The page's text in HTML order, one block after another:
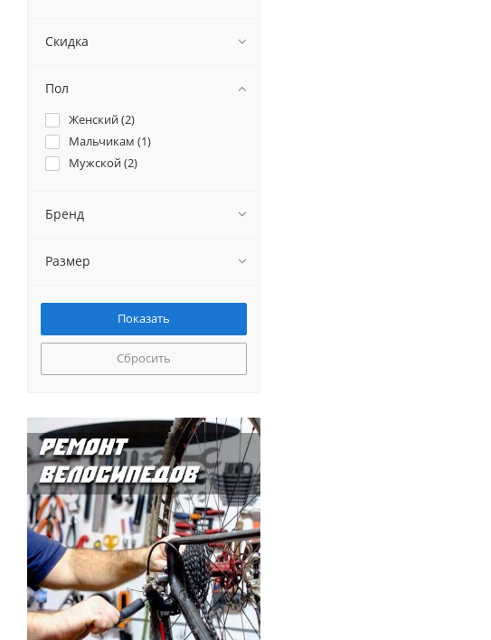
Скидка
Пол
Женский (2)
Мальчикам (1)
Мужской (2)
Бренд
Размер
Сбросить